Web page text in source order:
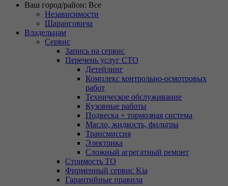
Ваш город/район: Все
Независимости
Шаранговича
Владельцам
Сервис
Запись на сервис
Перечень услуг СТО
Детейлинг
Комплекс контрольно-осмотровых
работ
Техническое обслуживание
Кузовные работы
Подвеска + тормозная система
Масло, жидкость, фильтры
Трансмиссия
Электрика
Сложный агрегатный ремонт
Стоимость ТО
Фирменный сервис Kia
Гарантийные правила